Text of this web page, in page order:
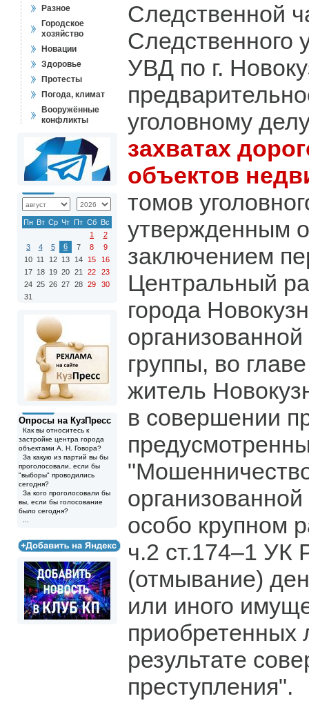
Разное
Городское
хозяйство
Новации
Здоровье
Протесты
Погода, климат
Вооружённые
конфликты
Пн Вт Ср Чт Пт Сб Вс
1
2
3
4 5 6 7 8
9
10 11 12 13 14 15
16
17 18 19 20 21 22
23
24 25 26 27 28 29
30
31
Опросы на КузПресс
Как вы относитесь к
застройке центра города
объектами А. Н. Говора?
За какую из партий вы бы
проголосовали, если бы
"выборы" проводились
сегодня?
За кого проголосовали бы
вы, если бы голосование
было сегодня?
Следственной
Следственного
УВД по г.
уголовному
захватах
объектов
томов
утвержденным
заключением
Центральный
города
группы, во
житель
в совершении
особо крупном
ч.2 ст.174–1 УК
(отмывание)
или иного
приобретенных
результате
преступления".